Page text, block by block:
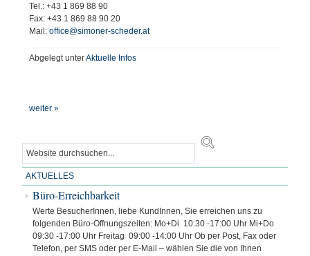
Tel.: +43 1 869 88 90
Fax: +43 1 869 88 90 20
Mail: office@simoner-scheder.at
Abgelegt unterAktuelle Infos
weiter »
AKTUELLES
Büro-Erreichbarkeit
Werte BesucherInnen, liebe KundInnen, Sie erreichen uns zu
folgenden Büro-Öffnungszeiten: Mo+Di 10:30 -17:00 Uhr Mi+Do
09:30 -17:00 Uhr Freitag 09:00 -14:00 Uhr Ob per Post, Fax oder
Telefon, per SMS oder per E-Mail – wählen Sie die von Ihnen